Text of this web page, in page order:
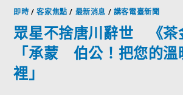
即時 /客家焦點 / 最新消息 / 講客電臺新聞
眾星不捨唐川辭世 《茶
「承蒙 伯公！把您的溫
裡」